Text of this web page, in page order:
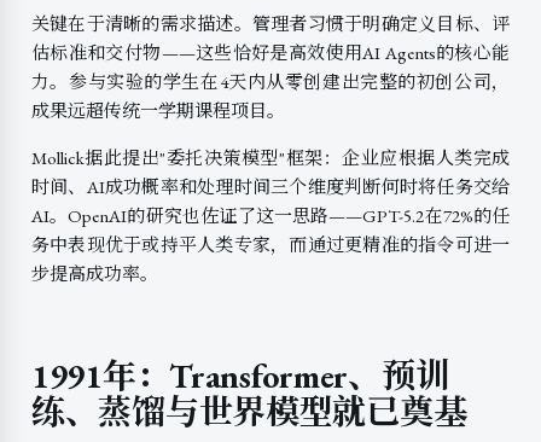
关键在于清晰的需求描述。管理者习惯于明确定义目标、评
估标准和交付物——这些恰好是高效使用AI Agents的核心能
力。参与实验的学生在4天内从零创建出完整的初创公司，
成果远超传统一学期课程项目。
Mollick据此提出"委托决策模型"框架：企业应根据人类完成
时间、AI成功概率和处理时间三个维度判断何时将任务交给
AI。OpenAI的研究也佐证了这一思路——GPT-5.2在72%的任
务中表现优于或持平人类专家，而通过更精准的指令可进一
步提高成功率。
1991年：Transformer、预训
练、蒸馏与世界模型就已奠基